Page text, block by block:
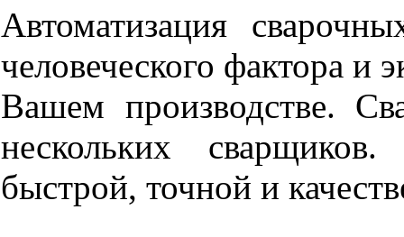
Автоматизация
человеческого фактора и
Вашем производстве.
нескольких
быстрой, точной и